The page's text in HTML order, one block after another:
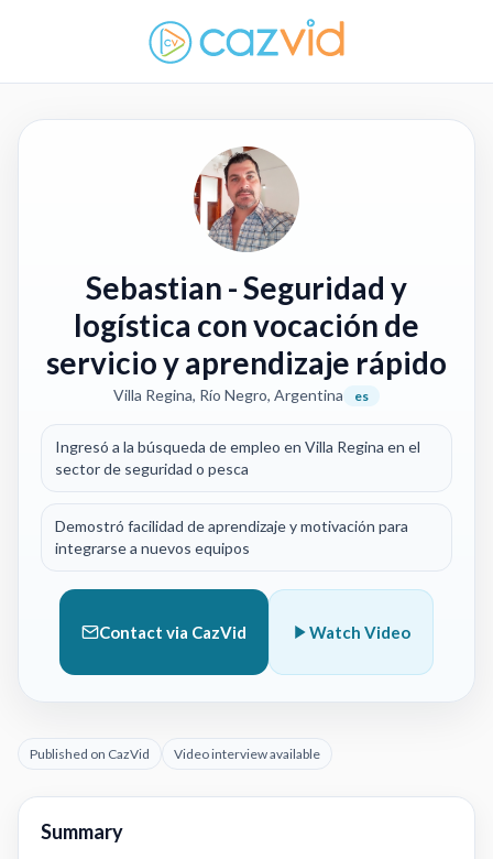
Sebastian - Seguridad y
logística con vocación de
servicio y aprendizaje rápido
Villa Regina, Río Negro, Argentina es
Ingresó a la búsqueda de empleo en Villa Regina en el
sector de seguridad o pesca
Demostró facilidad de aprendizaje y motivación para
integrarse a nuevos equipos
Contact via CazVid Watch Video
Published on CazVid Video interview available
Summary